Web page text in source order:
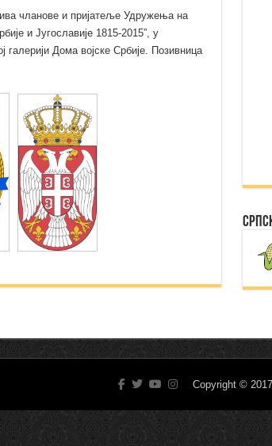
чланове и пријатеље Удружења на
и Југославије 1815-2015”, у
Дома војске Србије. Позивница
Copyright ©